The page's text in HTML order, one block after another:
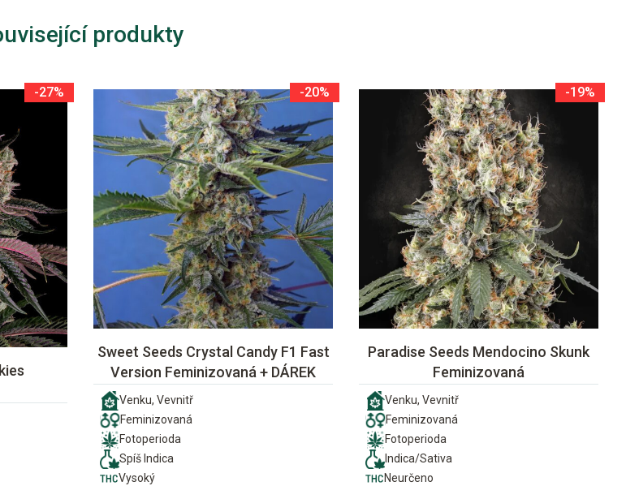
produkty
-27% -20%
Sweet Seeds Crystal Candy F1 Fast
Version Feminizovaná + DÁREK
Venku, Vevnitř
Feminizovaná
Fotoperioda
Spíš Indica
Vysoký
-19%
Paradise Seeds Mendocino Skunk
Feminizovaná
Venku, Vevnitř
Feminizovaná
Fotoperioda
Indica/Sativa
Neurčeno